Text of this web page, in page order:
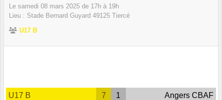
Le samedi 08 mars 2025 de 17h à 19h
Lieu : Stade Bernard Guyard 49125 Tiercé
U17 B
U17 B 7 1 Angers CBAF